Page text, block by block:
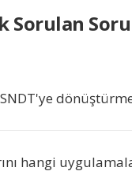
Sorulan
hangi